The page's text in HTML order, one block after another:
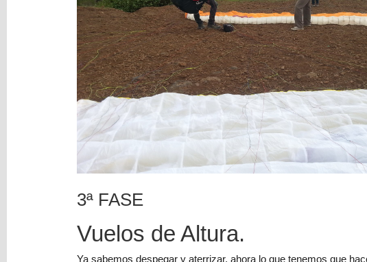
3ª FASE
Vuelos de Altura.
Ya sabemos despegar y aterrizar, ahora lo que tenemos que